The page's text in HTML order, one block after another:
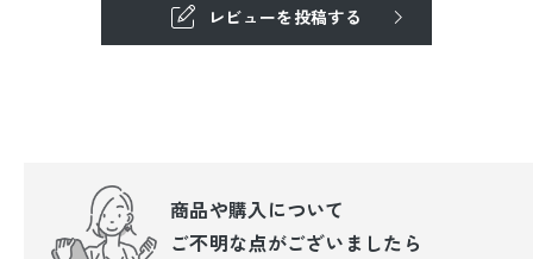
レビューを投稿する
商品や購入について
ご不明な点がございましたら